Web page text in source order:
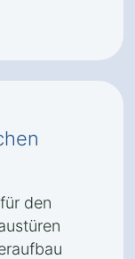
den